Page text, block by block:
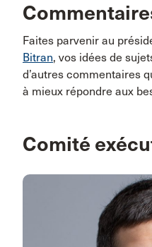
Faites parvenir au
Bitran, vos idées de
d’autres commentaires
à mieux répondre aux
Comité